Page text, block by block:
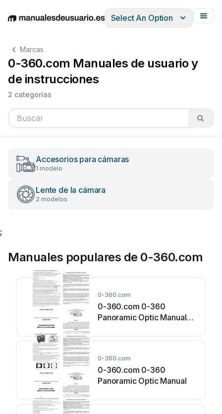
EnglishDeutschEspañolItalianoFrançais
Select An Option
Marcas
0-360.com Manuales de usuario y
de instrucciones
2 categorías
Accesorios para cámaras
1 modelo
Lente de la cámara
2 modelos
;
Manuales populares de 0-360.com
0-360.com
0-360.com 0-360
Panoramic Optic Manual
0-360.com
0-360.com 0-360
Panoramic Optic Manual